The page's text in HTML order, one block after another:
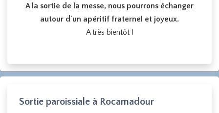
A la sortie de la messe, nous pourrons échanger
autour d'un apéritif fraternel et joyeux.
A très bientôt !
Sortie paroissiale à Rocamadour